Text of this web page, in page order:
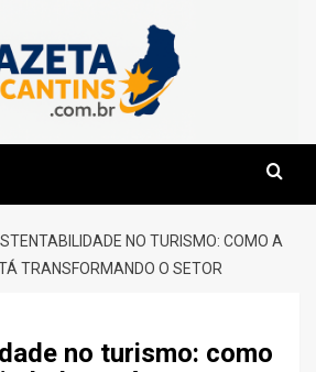
NO TURISMO: COMO A
TRANSFORMANDO O SETOR
no turismo: como